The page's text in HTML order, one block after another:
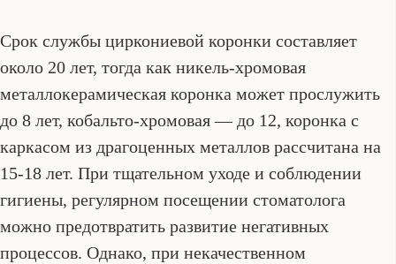
Срок службы циркониевой коронки составляет
около 20 лет, тогда как никель-хромовая
металлокерамическая коронка может прослужить
до 8 лет, кобальто-хромовая — до 12, коронка с
каркасом из драгоценных металлов рассчитана на
15-18 лет. При тщательном уходе и соблюдении
гигиены, регулярном посещении стоматолога
можно предотвратить развитие негативных
процессов. Однако, при некачественном